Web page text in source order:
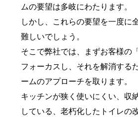
ムの要望は多岐にわたります。
しかし、これらの要望を一度に
難しいでしょう。
そこで弊社では、まずお客様の
フォーカスし、それを解消する
ームのアプローチを取ります。
キッチンが狭く使いにくい、収
している、老朽化したトイレの